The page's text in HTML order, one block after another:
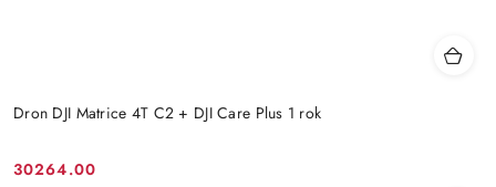
Dron DJI Matrice 4T C2 + DJI Care Plus 1 rok
Cena:
30264.00